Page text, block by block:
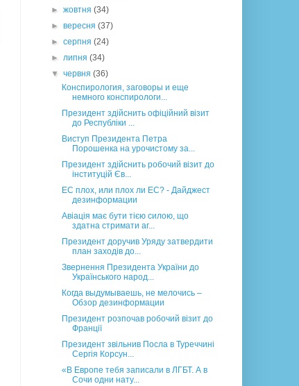
►жовтня(34)
►вересня(37)
►серпня(24)
►липня(34)
▼червня(36)
Конспирология, заговоры и еще
немного конспирологи...
Президент здійснить офіційний візит
до Республіки ...
Виступ Президента Петра
Порошенка на урочистому за...
Президент здійснить робочий візит до
інституцій Єв...
ЕС плох, или плох ли ЕС? - Дайджест
дезинформации
Авіація має бути тією силою, що
здатна стримати аг...
Президент доручив Уряду затвердити
план заходів до...
Звернення Президента України до
Українського народ...
Когда выдумываешь, не мелочись –
Обзор дезинформации
Президент розпочав робочий візит до
Франції
Президент звільнив Посла в Туреччині
Сергія Корсун...
«В Европе тебя записали в ЛГБТ. А в
Сочи одни нату...